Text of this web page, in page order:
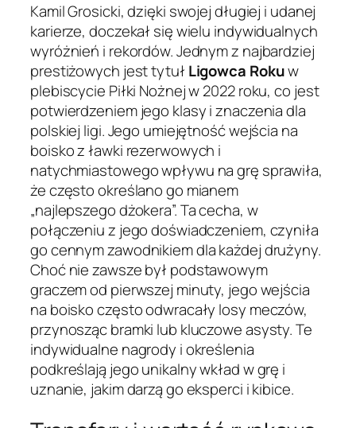
Kamil Grosicki, dzięki swojej długiej i udanej
karierze, doczekał się wielu indywidualnych
wyróżnień i rekordów. Jednym z najbardziej
prestiżowych jest tytuł Ligowca Rokuw
plebiscycie Piłki Nożnej w 2022 roku, co jest
potwierdzeniem jego klasy i znaczenia dla
polskiej ligi. Jego umiejętność wejścia na
boisko z ławki rezerwowych i
natychmiastowego wpływu na grę sprawiła,
że często określano go mianem
„najlepszego dżokera”. Ta cecha, w
połączeniu z jego doświadczeniem, czyniła
go cennym zawodnikiem dla każdej drużyny.
Choć nie zawsze był podstawowym
graczem od pierwszej minuty, jego wejścia
na boisko często odwracały losy meczów,
przynosząc bramki lub kluczowe asysty. Te
indywidualne nagrody i określenia
podkreślają jego unikalny wkład w grę i
uznanie, jakim darzą go eksperci i kibice.